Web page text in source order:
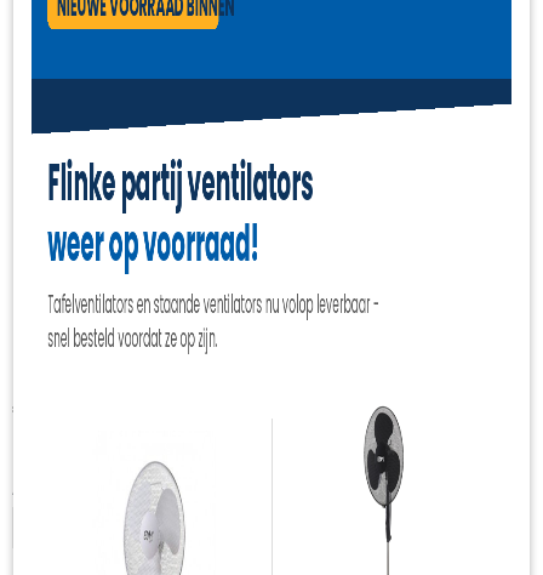
Polypropyleen touw
oranje 8mm 20meter
€ 5,40
Aantal